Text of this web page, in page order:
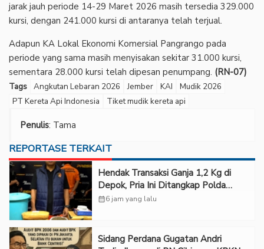
jarak jauh periode 14-29 Maret 2026 masih tersedia 329.000
kursi, dengan 241.000 kursi di antaranya telah terjual.
‎Adapun KA Lokal Ekonomi Komersial Pangrango pada
periode yang sama masih menyisakan sekitar 31.000 kursi,
sementara 28.000 kursi telah dipesan penumpang. (RN-07)
Tags Angkutan Lebaran 2026 Jember KAI
Mudik 2026
PT Kereta Api Indonesia
Tiket mudik kereta api
Penulis: Tama
REPORTASE TERKAIT
Hendak Transaksi Ganja 1,2 Kg di
Depok, Pria Ini Ditangkap Polda
Metro Jaya
calendar_month6 jam yang lalu
Sidang Perdana Gugatan Andri